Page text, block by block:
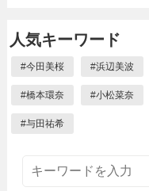
人気キーワード
#今田美桜 #浜辺美波
#橋本環奈 #小松菜奈
#与田祐希